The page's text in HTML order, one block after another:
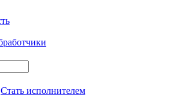
Стать исполнителем